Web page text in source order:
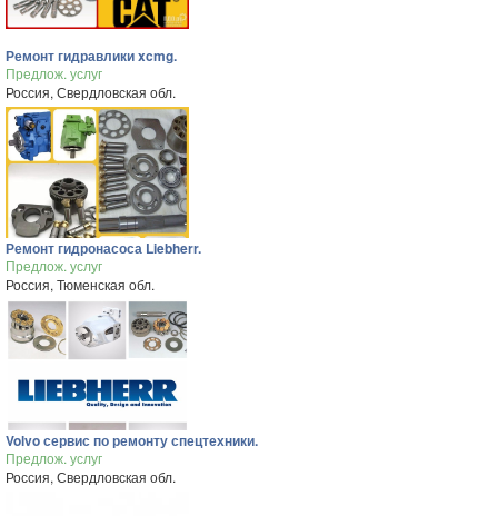
Ремонт гидравлики xcmg.
Предлож. услуг
Россия, Свердловская обл.
Ремонт гидронасоса Liebherr.
Предлож. услуг
Россия, Тюменская обл.
Volvo сервис по ремонту спецтехники.
Предлож. услуг
Россия, Свердловская обл.